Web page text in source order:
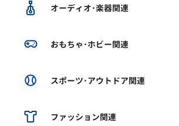
オーディオ･楽器関連
おもちゃ･ホビー関連
スポーツ･アウトドア関連
ファッション関連